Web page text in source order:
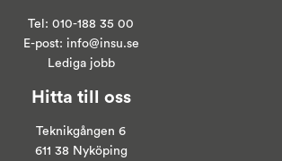
Tel: 010-188 35 00
E-post: info@insu.se
Lediga jobb
Hitta till oss
Teknikgången 6
611 38 Nyköping